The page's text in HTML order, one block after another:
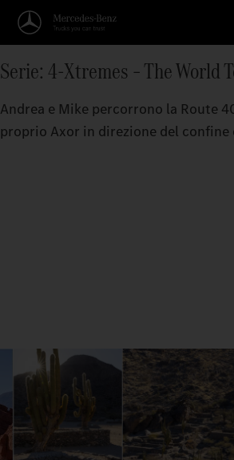
Serie: 4-Xtremes – The World
Andrea e Mike percorrono la Route
proprio Axor in direzione del confine